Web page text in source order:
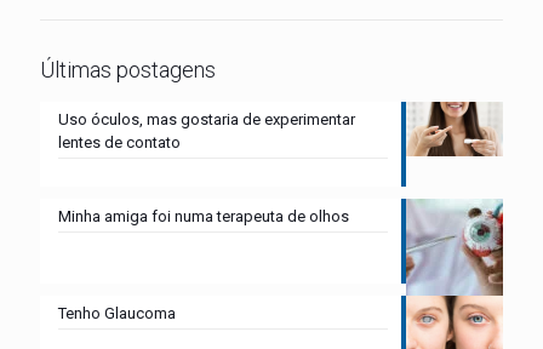
Últimas postagens
Uso óculos, mas gostaria de experimentar
lentes de contato
Minha amiga foi numa terapeuta de olhos
Tenho Glaucoma